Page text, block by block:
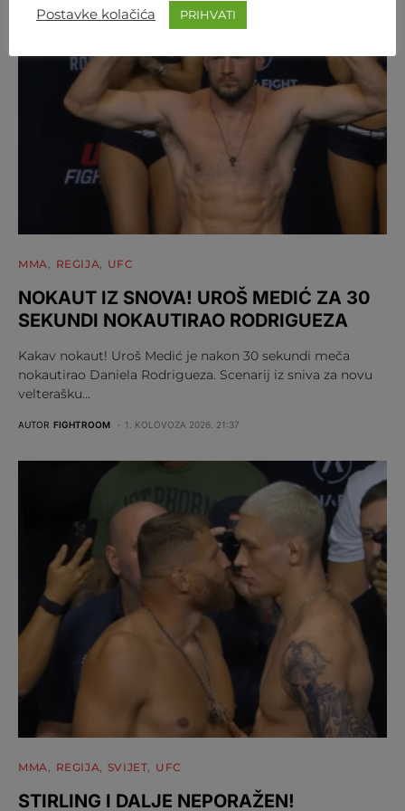
MMA REGIJA UFC
NOKAUT IZ SNOVA! UROŠ MEDIĆ ZA 30
SEKUNDI NOKAUTIRAO RODRIGUEZA
Kakav nokaut! Uroš Medić je nakon 30 sekundi meča
nokautirao Daniela Rodrigueza. Scenarij iz sniva za novu
velterašku…
AUTOR FIGHTROOM 1. KOLOVOZA 2026. 21:37
MMA REGIJA SVIJET UFC
STIRLING I DALJE NEPORAŽEN!
Postavke kolačića PRIHVATI